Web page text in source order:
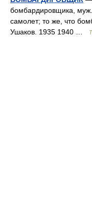
бомбардировщика,
самолет; то же, что
Ушаков. 1935 1940 …